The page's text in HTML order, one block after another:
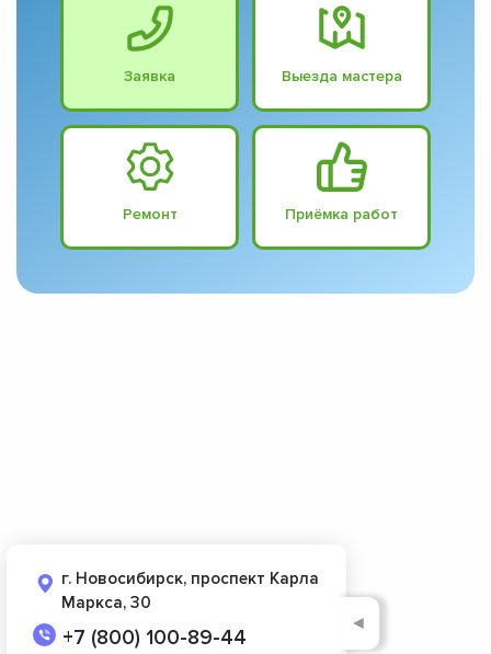
Заявка Выезда мастера
Ремонт Приёмка работ
г. Новосибирск, проспект Карла
Маркса, 30
+7 (800) 100-89-44
◄